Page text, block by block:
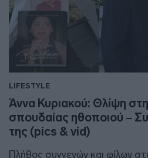
LIFESTYLE
Άννα Κυριακού: Θλίψη
σπουδαίας ηθοποιού –
της (pics & vid)
Πλήθος συγγενών και φίλων